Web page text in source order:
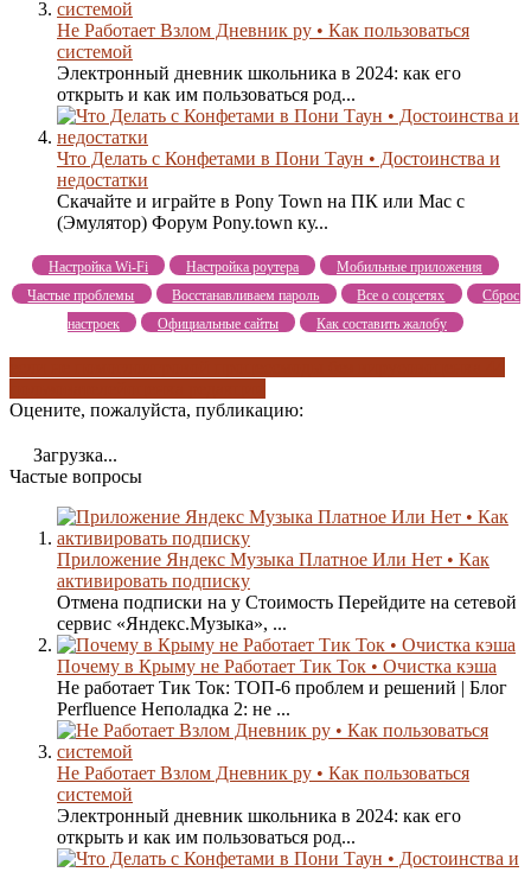
Не Работает Взлом Дневник ру • Как пользоваться
системой
Электронный дневник школьника в 2024: как его
открыть и как им пользоваться род...
Что Делать с Конфетами в Пони Таун • Достоинства и
недостатки
Скачайте и играйте в Pony Town на ПК или Mac с
(Эмулятор) Форум Pony.town ку...
Настройка Wi-Fi Настройка роутера
Мобильные приложения
Частые проблемы
Восстанавливаем пароль Все о соцсетях
Сброс
настроек
Официальные сайты Как составить жалобу
Оцените, пожалуйста, публикацию:
Загрузка...
Частые вопросы
Приложение Яндекс Музыка Платное Или Нет • Как
активировать подписку
Отмена подписки на у Стоимость Перейдите на сетевой
сервис «Яндекс.Музыка», ...
Почему в Крыму не Работает Тик Ток • Очистка кэша
Не работает Тик Ток: ТОП-6 проблем и решений | Блог
Perfluence Неполадка 2: не ...
Не Работает Взлом Дневник ру • Как пользоваться
системой
Электронный дневник школьника в 2024: как его
открыть и как им пользоваться род...